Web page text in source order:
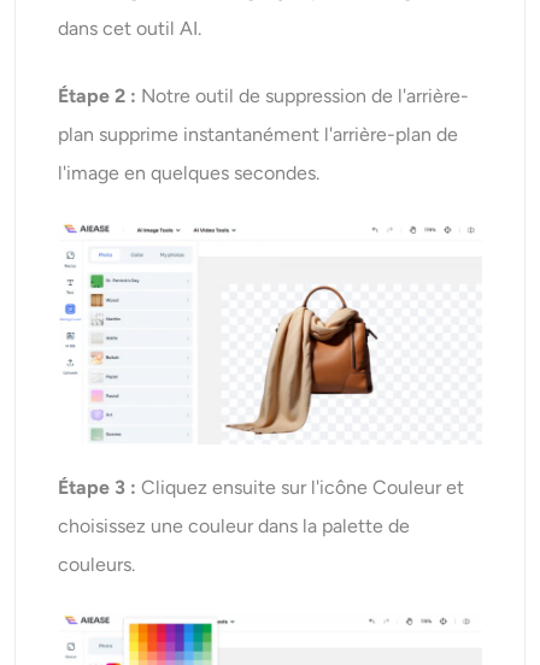
dans cet outil AI.
Étape 2 : Notre outil de suppression de l'arrière-
plan supprime instantanément l'arrière-plan de
l'image en quelques secondes.
Étape 3 :Cliquez ensuite sur l'icône Couleur et
choisissez une couleur dans la palette de
couleurs.